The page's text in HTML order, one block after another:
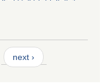
next ›